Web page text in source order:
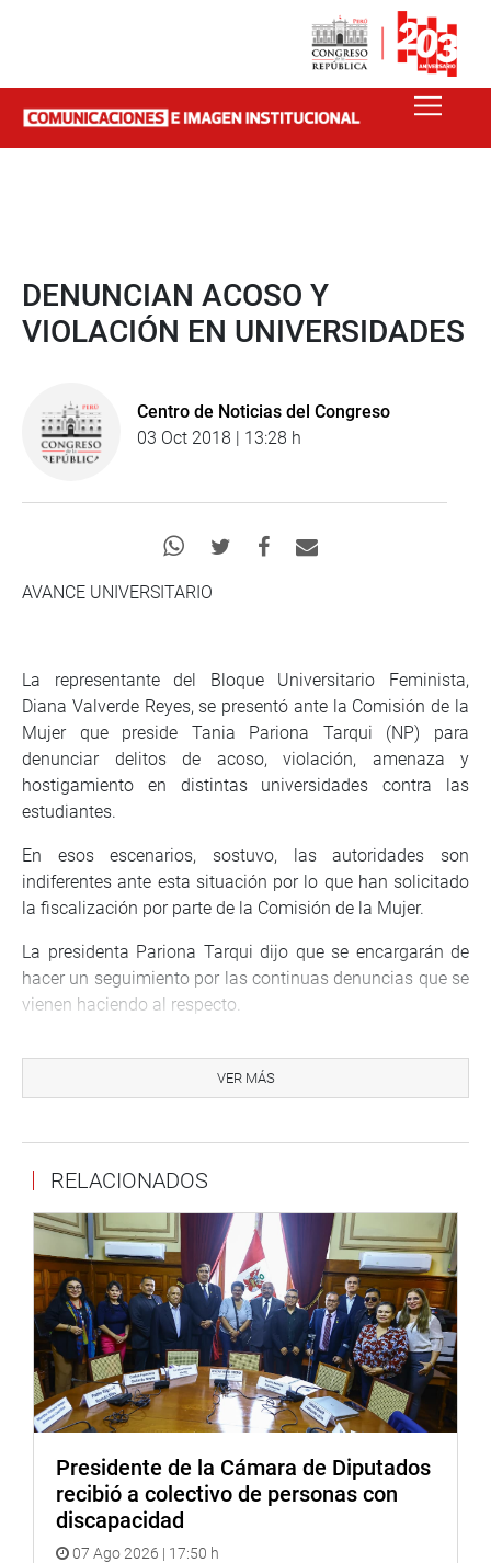
DENUNCIAN ACOSO Y
VIOLACIÓN EN UNIVERSIDADES
Centro de Noticias del Congreso
03 Oct 2018 | 13:28 h
AVANCE UNIVERSITARIO
La representante del Bloque Universitario Feminista,
Diana Valverde Reyes, se presentó ante la Comisión de la
Mujer que preside Tania Pariona Tarqui (NP) para
denunciar delitos de acoso, violación, amenaza y
hostigamiento en distintas universidades contra las
estudiantes.
En esos escenarios, sostuvo, las autoridades son
indiferentes ante esta situación por lo que han solicitado
la fiscalización por parte de la Comisión de la Mujer.
La presidenta Pariona Tarqui dijo que se encargarán de
hacer un seguimiento por las continuas denuncias que se
vienen haciendo al respecto.
PRENSA-CONGRESO 3-10-2018
Puede encontrar más información en nuestra página web
y redes sociales.
Heraldo:goo.gl/Ty5Tto
Portal: http://www.congreso.gob.pe/
Facebook:https://goo.gl/s5t7XN
Twitter:https://goo.gl/iMywRR
https://goo.gl/VBXBNk
VER MÁS
RELACIONADOS
Presidente de la Cámara de Diputados
recibió a colectivo de personas con
discapacidad
07 Ago 2026 | 17:50 h